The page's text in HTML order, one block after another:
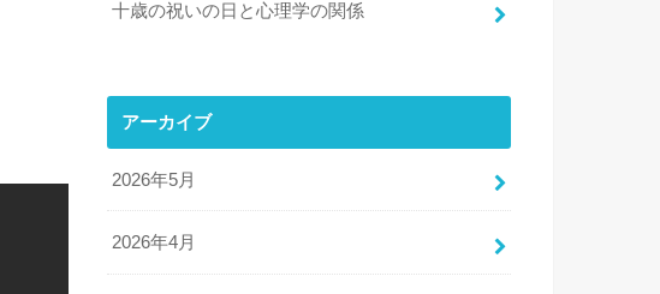
十歳の祝いの日と心理学の関係
アーカイブ
2026年5月
2026年4月